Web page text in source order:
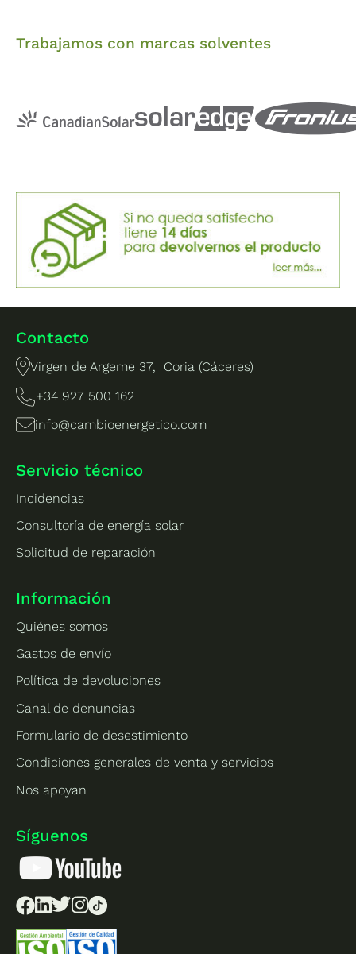
Trabajamos con marcas solventes
Contacto
Virgen de Argeme 37, Coria (Cáceres)
+34 927 500 162
info@cambioenergetico.com
Servicio técnico
Incidencias
Consultoría de energía solar
Solicitud de reparación
Información
Quiénes somos
Gastos de envío
Política de devoluciones
Canal de denuncias
Formulario de desestimiento
Condiciones generales de venta y servicios
Nos apoyan
Síguenos